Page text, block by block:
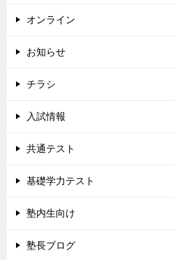
オンライン
お知らせ
チラシ
入試情報
共通テスト
基礎学力テスト
塾内生向け
塾長ブログ